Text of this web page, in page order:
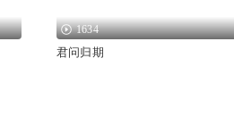
1634
君问归期